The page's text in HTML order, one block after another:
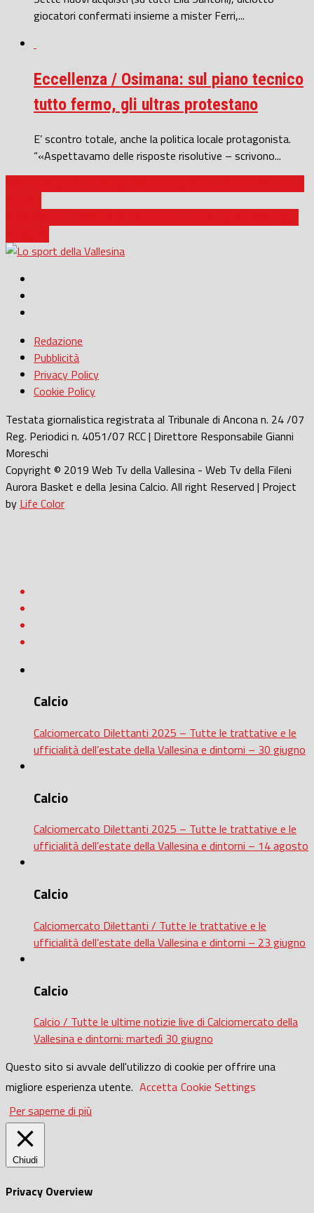
giocatori confermati insieme a mister Ferri,...
Eccellenza / Osimana: sul piano tecnico
tutto fermo, gli ultras protestano
E’ scontro totale, anche la politica locale protagonista.
“«Aspettavamo delle risposte risolutive – scrivono...
Redazione
Pubblicità
Privacy Policy
Cookie Policy
Testata giornalistica registrata al Tribunale di Ancona n. 24 /07
Reg. Periodici n. 4051/07 RCC | Direttore Responsabile Gianni
Moreschi
Copyright © 2019 Web Tv della Vallesina - Web Tv della Fileni
Aurora Basket e della Jesina Calcio. All right Reserved | Project
by Life Color
Calcio
Calciomercato Dilettanti 2025 – Tutte le trattative e le
ufficialità dell’estate della Vallesina e dintorni – 30 giugno
Calcio
Calciomercato Dilettanti 2025 – Tutte le trattative e le
ufficialità dell’estate della Vallesina e dintorni – 14 agosto
Calcio
Calciomercato Dilettanti / Tutte le trattative e le
ufficialità dell’estate della Vallesina e dintorni – 23 giugno
Calcio
Calcio / Tutte le ultime notizie live di Calciomercato della
Vallesina e dintorni: martedì 30 giugno
Questo sito si avvale dell'utilizzo di cookie per offrire una
migliore esperienza utente. Accetta Cookie Settings
Per saperne di più
Chiudi
Privacy Overview